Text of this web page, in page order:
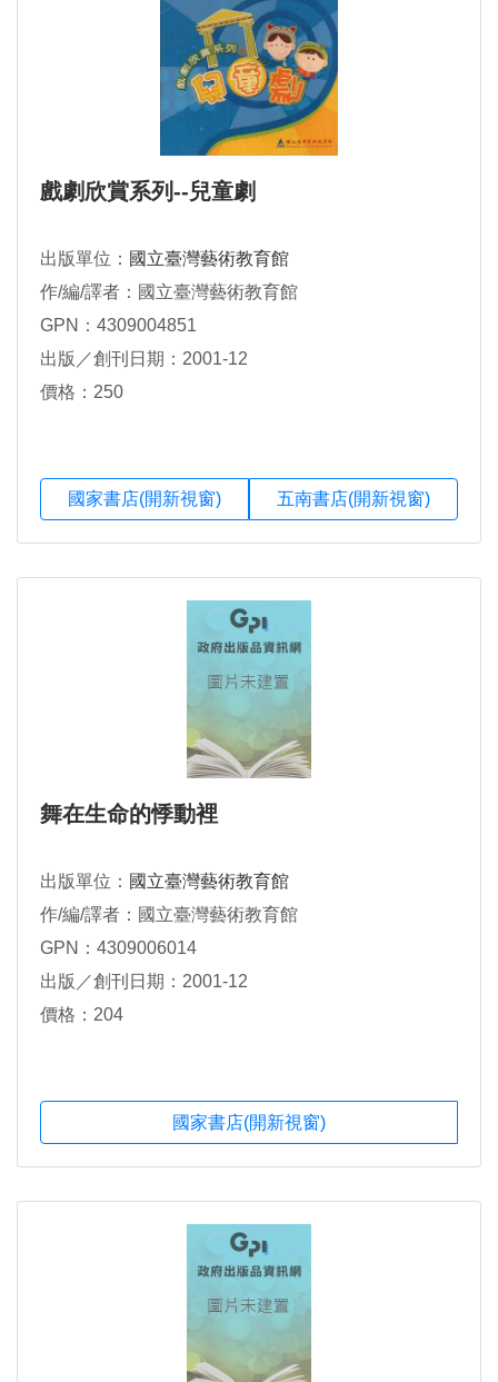
戲劇欣賞系列--兒童劇
出版單位： 國立臺灣藝術教育館
作/編/譯者：國立臺灣藝術教育館
GPN：4309004851
出版／創刊日期：2001-12
價格：250
國家書店(開新視窗) 五南書店(開新視窗)
舞在生命的悸動裡
出版單位： 國立臺灣藝術教育館
作/編/譯者：國立臺灣藝術教育館
GPN：4309006014
出版／創刊日期：2001-12
價格：204
國家書店(開新視窗)